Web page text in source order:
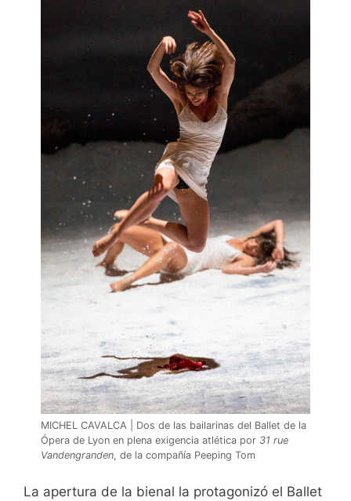
MICHEL CAVALCA | Dos de las bailarinas del Ballet de la
Ópera de Lyon en plena exigencia atlética por 31 rue
Vandengranden, de la compañía Peeping Tom
La apertura de la bienal la protagonizó el Ballet